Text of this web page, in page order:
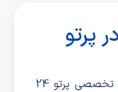
پرتو
هستید، سامانه تخصصی پرتو 24